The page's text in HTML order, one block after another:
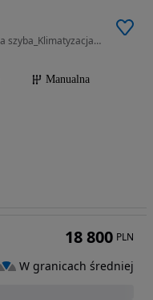
1242 cm3 • 82 KM • Podgrzewana przednia szyba_Klimatyzacja_Radio_Alufelgi_Benzyna
Manualna
18 800 PLN
W granicach średniej